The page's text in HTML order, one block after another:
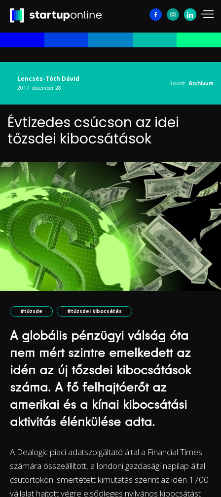
Lencsés-Tóth Dávid
2017. december 28.
Rovat: Archívum
Évtizedes csúcson az idei
tőzsdei kibocsátások
#tőzsde #tőzsdei kibocsátás
A globális pénzügyi válság óta
nem mért szintre emelkedett az
idén az új tőzsdei kibocsátások
száma. A fő felhajtóerőt az
amerikai és a kínai kibocsátási
aktivitás élénkülése adta.
A Dealogic piaci adatszolgáltató által a Financial Times
számára összeállított, a londoni gazdasági napilap által
csütörtökön ismertetett kimutatás szerint az idén 1700
vállalat hajtott végre elsődleges nyilvános kibocsátást